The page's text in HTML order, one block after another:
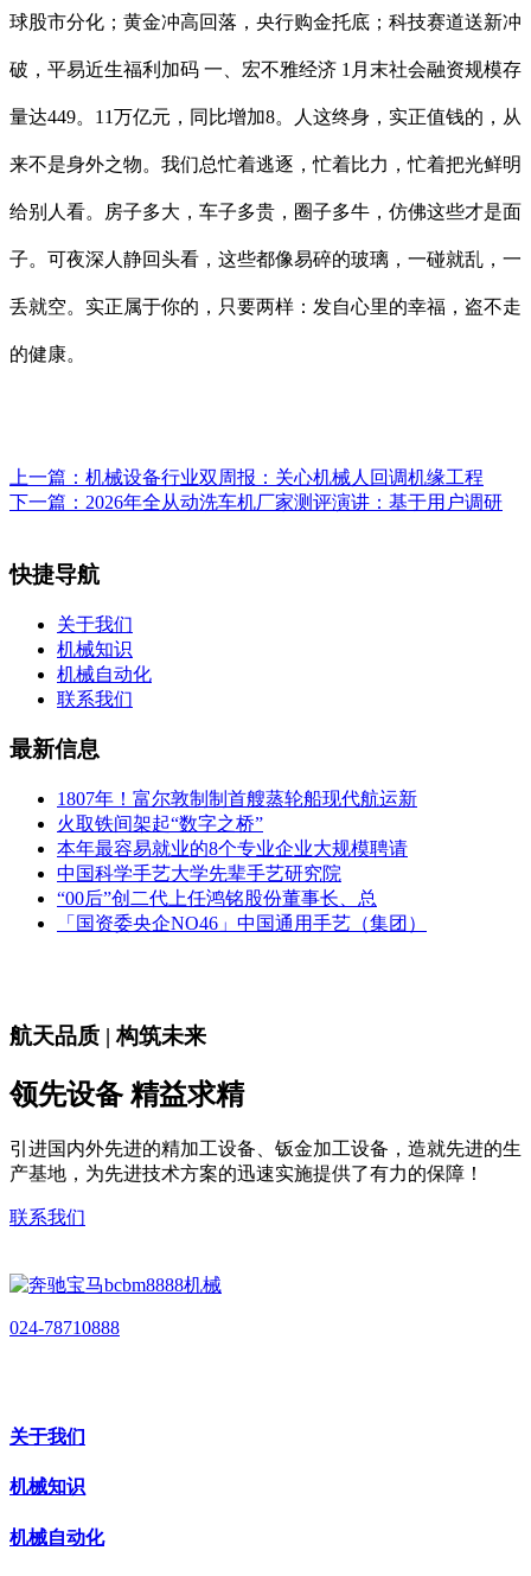
球股市分化；黄金冲高回落，央行购金托底；科技赛道送新冲
破，平易近生福利加码 一、宏不雅经济 1月末社会融资规模存
量达449。11万亿元，同比增加8。人这终身，实正值钱的，从
来不是身外之物。我们总忙着逃逐，忙着比力，忙着把光鲜明
给别人看。房子多大，车子多贵，圈子多牛，仿佛这些才是面
子。可夜深人静回头看，这些都像易碎的玻璃，一碰就乱，一
丢就空。实正属于你的，只要两样：发自心里的幸福，盗不走
的健康。
上一篇： 机械设备行业双周报：关心机械人回调机缘工程
下一篇： 2026年全从动洗车机厂家测评演讲：基于用户调研
快捷导航
关于我们
机械知识
机械自动化
联系我们
最新信息
1807年！富尔敦制制首艘蒸轮船现代航运新
火取铁间架起“数字之桥”
本年最容易就业的8个专业企业大规模聘请
中国科学手艺大学先辈手艺研究院
“00后”创二代上任鸿铭股份董事长、总
「国资委央企NO46」中国通用手艺（集团）
航天品质 | 构筑未来
领先设备 精益求精
引进国内外先进的精加工设备、钣金加工设备，造就先进的生
产基地，为先进技术方案的迅速实施提供了有力的保障！
联系我们
024-78710888
关于我们
机械知识
机械自动化